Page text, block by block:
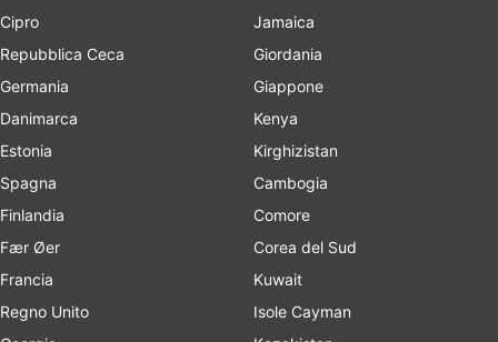
Cipro
Repubblica Ceca
Germania
Danimarca
Estonia
Spagna
Finlandia
Fær Øer
Francia
Regno Unito
Jamaica
Giordania
Giappone
Kenya
Kirghizistan
Cambogia
Comore
Corea del Sud
Kuwait
Isole Cayman